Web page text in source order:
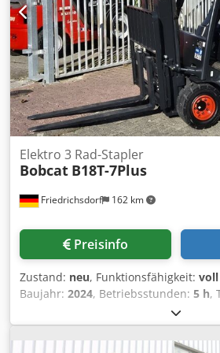
Geschlossene Kabine mit Heizung,
neue Gummiketten, Deluxe-Display
Friedrichsdorf 162 km
Elektro 3 Rad-Stapler
Bobcat B18T-7Plus
Preisinfo
Zustand: neu, Funktionsfähigkeit:
Baujahr: 2024, Betriebsstunden: 5 h,
, Freihub:
elektrisch, Masttyp:Triplex,
, Gabelträgerbreite: